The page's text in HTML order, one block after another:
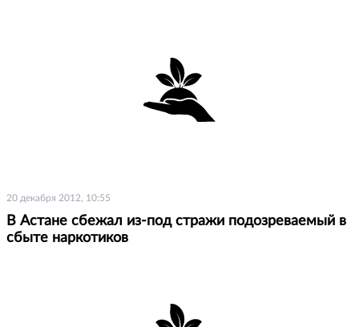
20 декабря 2012, 10:55
В Астане сбежал из-под стражи подозреваемый в
сбыте наркотиков